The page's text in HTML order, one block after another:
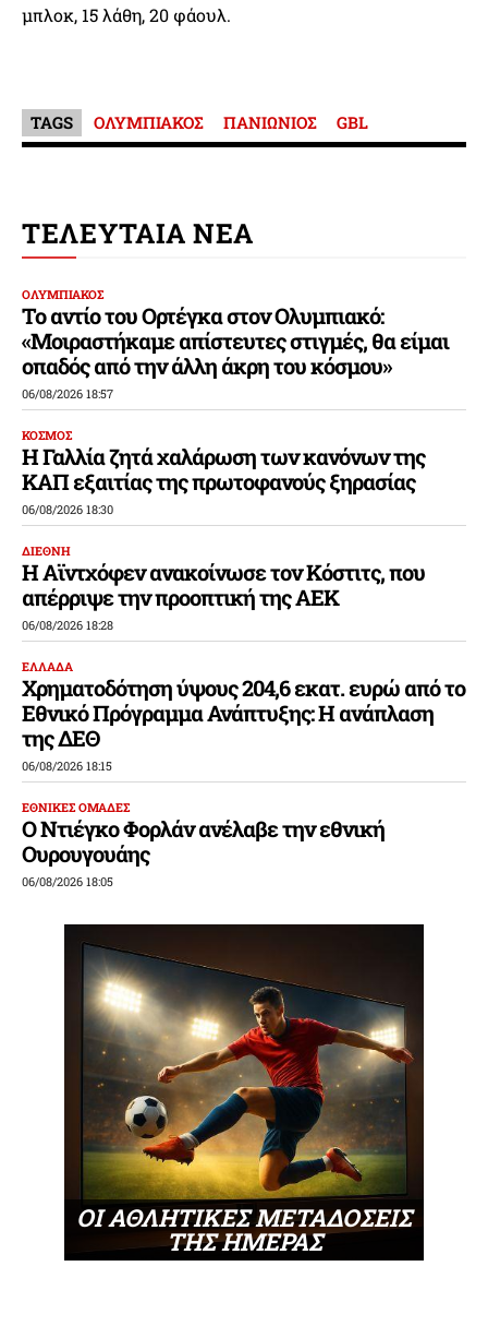
μπλοκ, 15 λάθη, 20 φάουλ.
TAGS ΟΛΥΜΠΙΑΚΟΣ ΠΑΝΙΩΝΙΟΣ GBL
ΤΕΛΕΥΤΑΙΑ ΝΕΑ
ΟΛΥΜΠΙΑΚΟΣ
Το αντίο του Ορτέγκα στον Ολυμπιακό:
«Μοιραστήκαμε απίστευτες στιγμές, θα είμαι
οπαδός από την άλλη άκρη του κόσμου»
06/08/2026 18:57
ΚΟΣΜΟΣ
Η Γαλλία ζητά χαλάρωση των κανόνων της
ΚΑΠ εξαιτίας της πρωτοφανούς ξηρασίας
06/08/2026 18:30
ΔΙΕΘΝΗ
Η Αϊντχόφεν ανακοίνωσε τον Κόστιτς, που
απέρριψε την προοπτική της ΑΕΚ
06/08/2026 18:28
ΕΛΛΑΔΑ
Χρηματοδότηση ύψους 204,6 εκατ. ευρώ από το
Εθνικό Πρόγραμμα Ανάπτυξης: Η ανάπλαση
της ΔΕΘ
06/08/2026 18:15
ΕΘΝΙΚΕΣ ΟΜΑΔΕΣ
Ο Ντιέγκο Φορλάν ανέλαβε την εθνική
Ουρουγουάης
06/08/2026 18:05
ΟΙ ΑΘΛΗΤΙΚΕΣ ΜΕΤΑΔΟΣΕΙΣ
ΤΗΣ ΗΜΕΡΑΣ